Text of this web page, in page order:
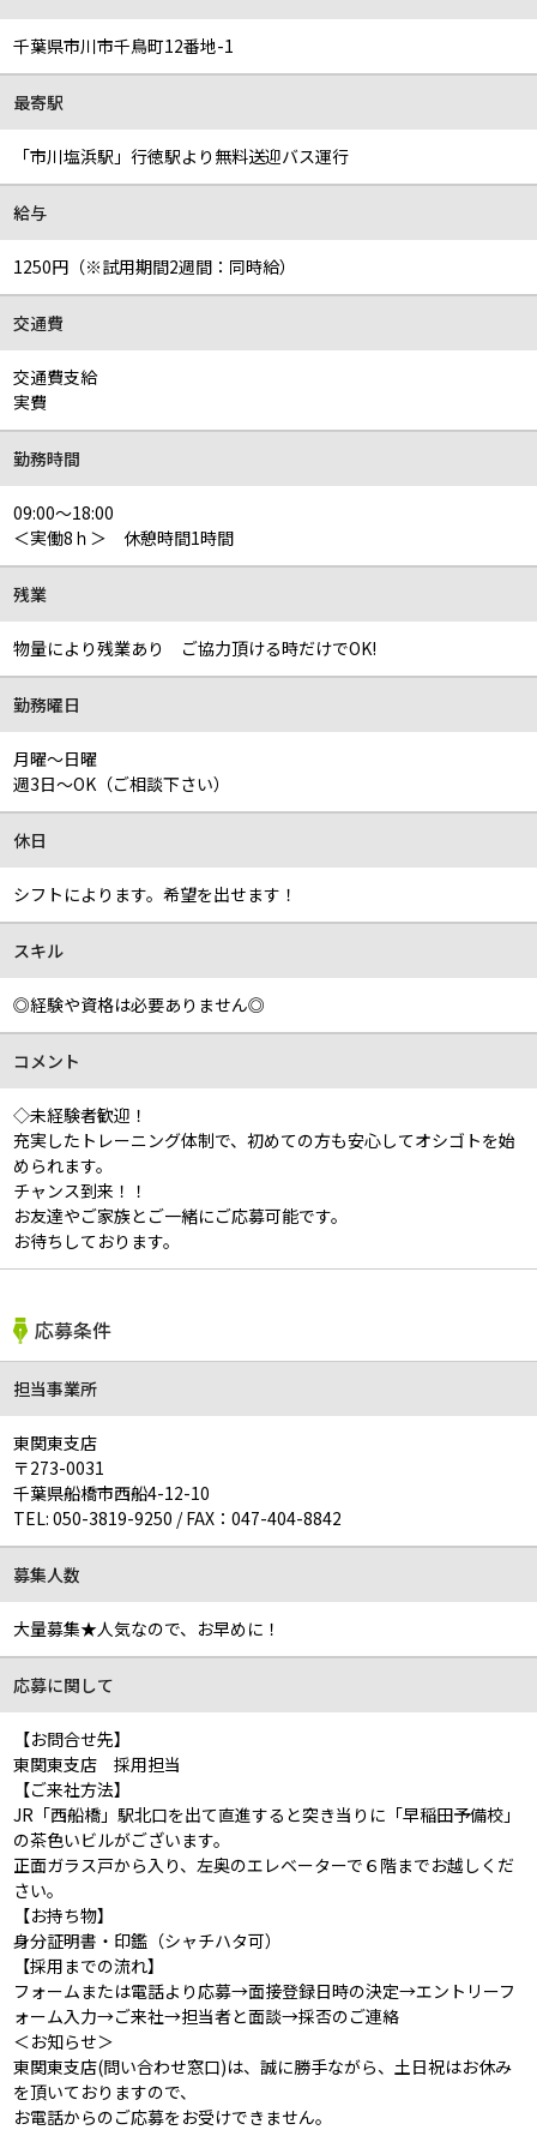
千葉県市川市千鳥町12番地-1
最寄駅
「市川塩浜駅」行徳駅より無料送迎バス運行
給与
1250円（※試用期間2週間：同時給）
交通費
交通費支給
実費
勤務時間
09:00～18:00
＜実働8ｈ＞ 休憩時間1時間
残業
物量により残業あり ご協力頂ける時だけでOK!
勤務曜日
月曜～日曜
週3日～OK（ご相談下さい）
休日
シフトによります。希望を出せます！
スキル
◎経験や資格は必要ありません◎
コメント
◇未経験者歓迎！
充実したトレーニング体制で、初めての方も安心してオシゴトを始
められます。
チャンス到来！！
お友達やご家族とご一緒にご応募可能です。
お待ちしております。
応募条件
担当事業所
東関東支店
〒273-0031
千葉県船橋市西船4-12-10
TEL:050-3819-9250 /FAX：047-404-8842
募集人数
大量募集★人気なので、お早めに！
応募に関して
【お問合せ先】
東関東支店 採用担当
【ご来社方法】
JR「西船橋」駅北口を出て直進すると突き当りに「早稲田予備校」
の茶色いビルがございます。
正面ガラス戸から入り、左奥のエレベーターで６階までお越しくだ
さい。
【お持ち物】
身分証明書・印鑑（シャチハタ可）
【採用までの流れ】
フォームまたは電話より応募→面接登録日時の決定→エントリーフ
ォーム入力→ご来社→担当者と面談→採否のご連絡
＜お知らせ＞
東関東支店(問い合わせ窓口)は、誠に勝手ながら、土日祝はお休み
を頂いておりますので、
お電話からのご応募をお受けできません。